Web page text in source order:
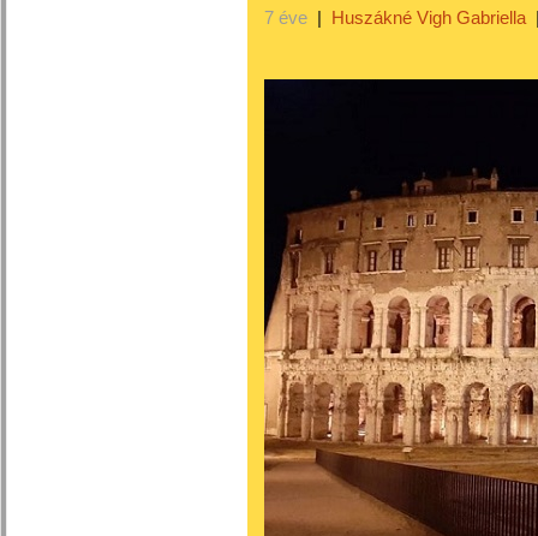
7 éve | Huszákné Vigh Gabriella